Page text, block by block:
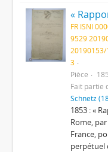
FR ISNI
9529
3
Pièce
Fait partie
Schnetz
1853 : «
Rome,
France,
perpétuel